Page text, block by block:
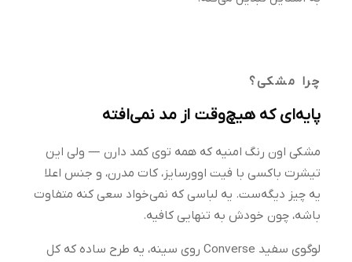
چرا مشکی؟
پایه‌ای که هیچ‌وقت از مد نمی‌افته
مشکی اون رنگ امنیه که همه توی کمد دارن — ولی این
تیشرت باکسی با فیت اوورسایز، کات مدرن، و جنس اعلا
یه چیز دیگه‌ست. یه لباسی که نمی‌خواد سعی کنه متفاوت
باشه، چون خودش به تنهایی کافیه.
لوگوی سفید Converse روی سینه، یه طرح ساده که کل